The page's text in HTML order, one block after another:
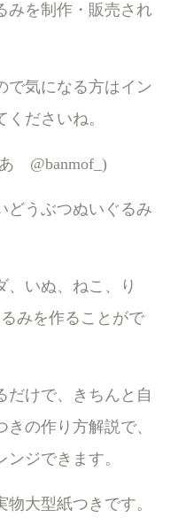
みを制作・販売され
で気になる方はイン
ださいね。
@banmof_)
どうぶつぬいぐるみ
、いぬ、ねこ、り
みを作ることがで
だけで、きちんと自
の作り方解説で、
ジできます。
大型紙つきです。